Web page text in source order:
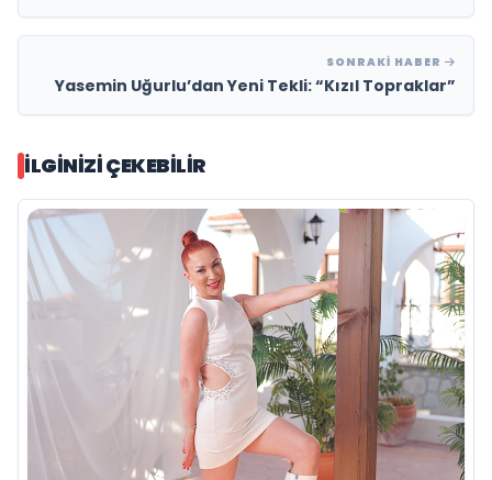
SONRAKI HABER
Yasemin Uğurlu’dan Yeni Tekli: “Kızıl Topraklar”
İLGINIZI ÇEKEBILIR